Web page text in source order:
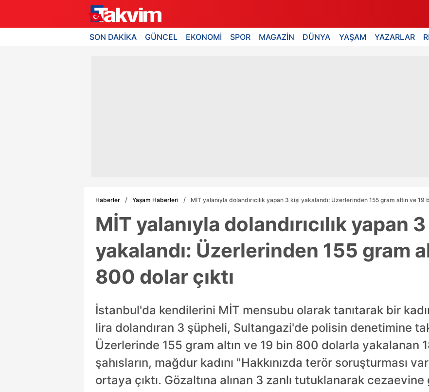
SON DAKİKA GÜNCEL EKONOMİ SPOR MAGAZİN DÜNYA YAŞAM YAZARLAR
Haberler Yaşam Haberleri MİT yalanıyla dolandırıcılık yapan 3 kişi yakalandı: Üzerlerinden 155 gram altın ve 19
MİT yalanıyla dolandırıcılık yapan
yakalandı: Üzerlerinden 155 gram
800 dolar çıktı
İstanbul'da kendilerini MİT mensubu olarak tanıtarak bir
lira dolandıran 3 şüpheli, Sultangazi'de polisin denetimine
Üzerlerinde 155 gram altın ve 19 bin 800 dolarla yakalanan
şahısların, mağdur kadını "Hakkınızda terör soruşturması
ortaya çıktı. Gözaltına alınan 3 zanlı tutuklanarak